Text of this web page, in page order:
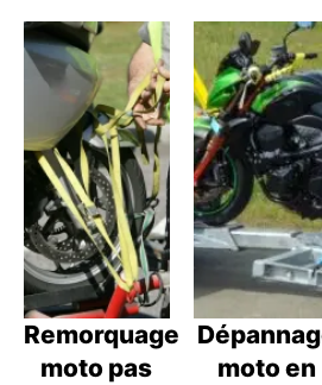
Remorquage
moto pas
moto en